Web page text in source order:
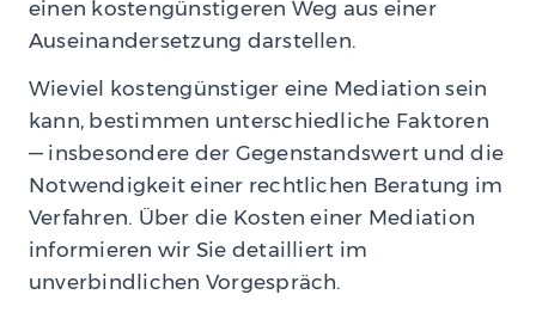
einen kostengünstigeren Weg aus einer
Auseinandersetzung darstellen.
Wieviel kostengünstiger eine Mediation sein
kann, bestimmen unterschiedliche Faktoren
— insbesondere der Gegenstandswert und die
Notwendigkeit einer rechtlichen Beratung im
Verfahren. Über die Kosten einer Mediation
informieren wir Sie detailliert im
unverbindlichen Vorgespräch.